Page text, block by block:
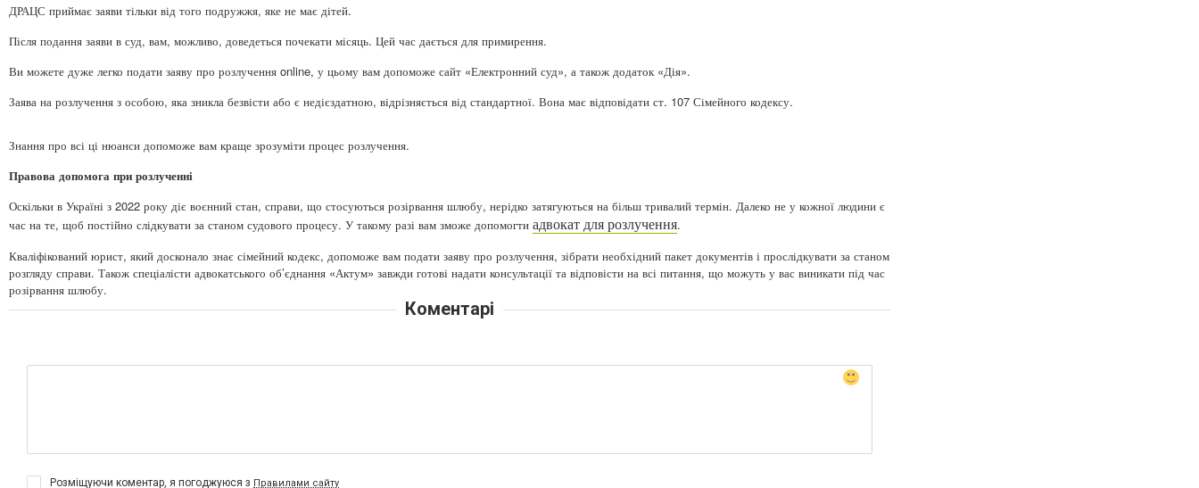
ДРАЦС приймає заяви тільки від того подружжя, яке не має дітей.
Після подання заяви в суд, вам, можливо, доведеться почекати місяць. Цей час дається для примирення.
Ви можете дуже легко подати заяву про розлучення online, у цьому вам допоможе сайт «Електронний суд», а також додаток «Дія».
Заява на розлучення з особою, яка зникла безвісти або є недієздатною, відрізняється від стандартної. Вона має відповідати ст. 107 Сімейного кодексу.
Знання про всі ці нюанси допоможе вам краще зрозуміти процес розлучення.
Правова допомога при розлученні
Оскільки в Україні з 2022 року діє воєнний стан, справи, що стосуються розірвання шлюбу, нерідко затягуються на більш тривалий термін. Далеко не у кожної людини є
час на те, щоб постійно слідкувати за станом судового процесу. У такому разі вам зможе допомогти адвокат для розлучення.
Кваліфікований юрист, який досконало знає сімейний кодекс, допоможе вам подати заяву про розлучення, зібрати необхідний пакет документів і прослідкувати за станом
розгляду справи. Також спеціалісти адвокатського об’єднання «Актум» завжди готові надати консультації та відповісти на всі питання, що можуть у вас виникати під час
розірвання шлюбу.
Коментарі
Розміщуючи коментар, я погоджуюся з Правилами сайту